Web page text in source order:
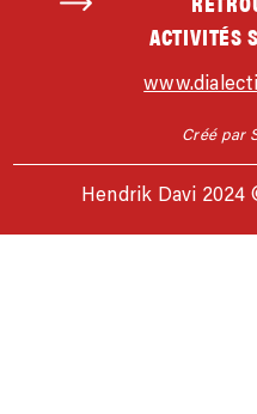
ACTIVITÉS
Créé par
Hendrik Davi 2024